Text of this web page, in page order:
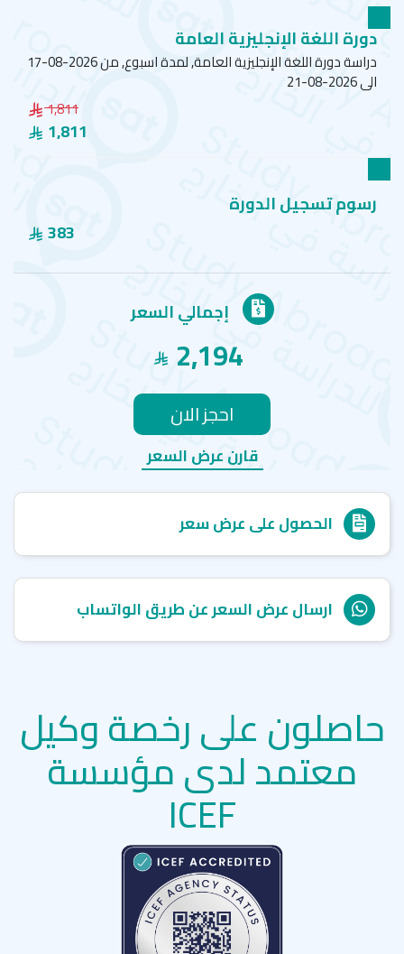
دورة اللغة الإنجليزية العامة
دراسة دورة اللغة الإنجليزية العامة, لمدة اسبوع, من 2026-08-17
الى 2026-08-21
1,811
1,811
رسوم تسجيل الدورة
383
إجمالي السعر
2,194
احجز الان
قارن عرض السعر
الحصول على عرض سعر
ارسال عرض السعر عن طريق الواتساب
حاصلون على رخصة وكيل
معتمد لدى مؤسسة
ICEF